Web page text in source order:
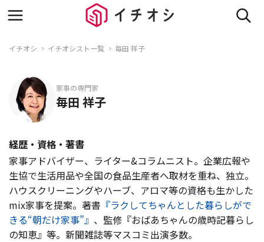
イチオシ イチオシスト一覧 毎田 祥子
家事の専門家
毎田 祥子
経歴・資格・著書
家事アドバイザー、ライター&コラムニスト。企業広報や
生協で生活用品や全国の食品生産者へ取材を重ね、独立。
ハウスクリーニングやハーブ、アロマ等の資格も生かした
mix家事を提案。著書 『ラクしてちゃんとした暮らしがで
きる“朝だけ家事”』 、監修『おばあちゃんの歳時記暮らし
の知恵』等。新聞雑誌等マスコミ出演多数。